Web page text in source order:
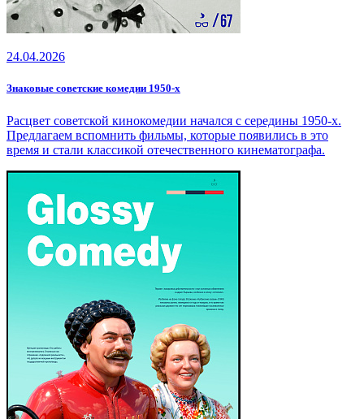
24.04.2026
Знаковые советские комедии 1950-х
Расцвет советской кинокомедии начался с середины 1950-х.
Предлагаем вспомнить фильмы, которые появились в это
время и стали классикой отечественного кинематографа.